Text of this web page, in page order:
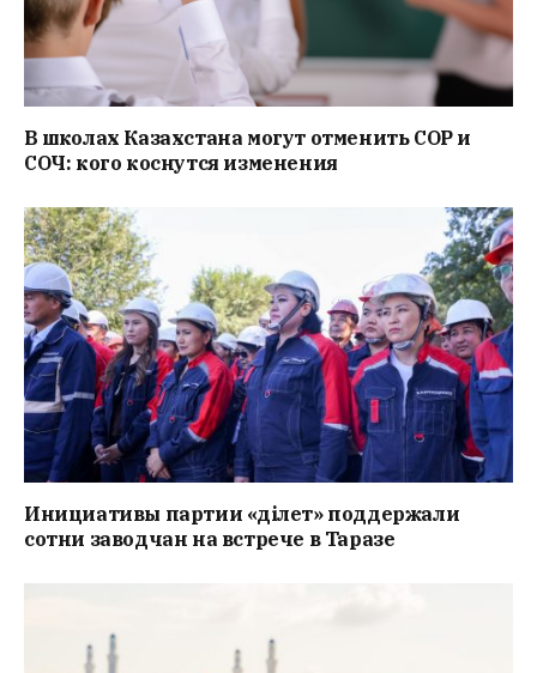
В школах Казахстана могут отменить СОР и
СОЧ: кого коснутся изменения
Инициативы партии «Әділет» поддержали
сотни заводчан на встрече в Таразе